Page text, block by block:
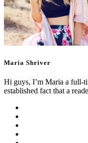
Maria Shriver
Hi guys, I’m Maria a full-
established fact that a